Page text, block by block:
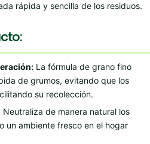
rápida y sencilla de los residuos.
La fórmula de grano fino
de grumos, evitando que los
su recolección.
Neutraliza de manera natural los
un ambiente fresco en el hogar